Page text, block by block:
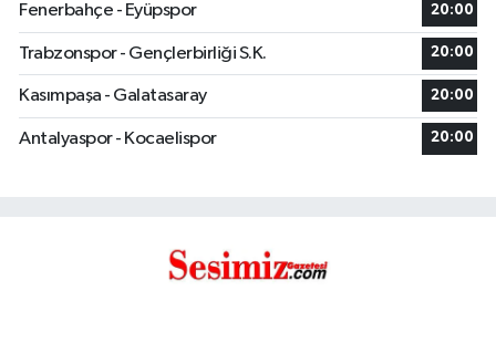
Fenerbahçe - Eyüpspor 20:00
Trabzonspor - Gençlerbirliği S.K. 20:00
Kasımpaşa - Galatasaray 20:00
Antalyaspor - Kocaelispor 20:00